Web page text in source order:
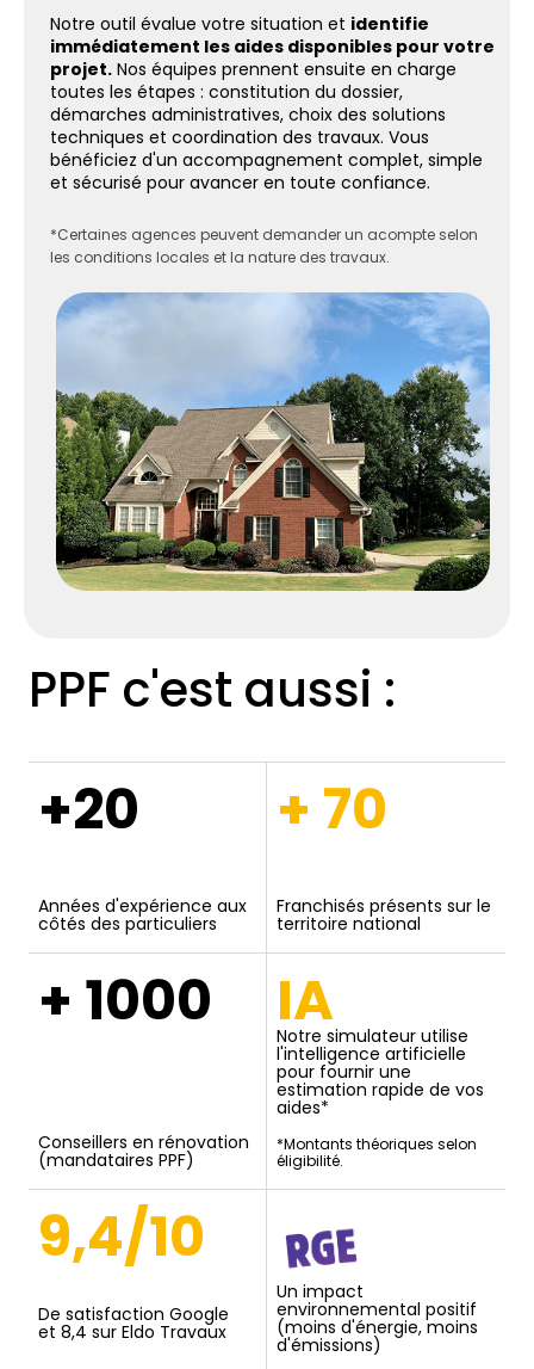
Notre outil évalue votre situation et identifie
immédiatement les aides disponibles pour votre
projet. Nos équipes prennent ensuite en charge
toutes les étapes : constitution du dossier,
démarches administratives, choix des solutions
techniques et coordination des travaux. Vous
bénéficiez d'un accompagnement complet, simple
et sécurisé pour avancer en toute confiance.
*Certaines agences peuvent demander un acompte selon
les conditions locales et la nature des travaux.
PPF c'est aussi :
+20
Années d'expérience aux
côtés des particuliers
+ 70
Franchisés présents sur le
territoire national
+ 1000
Conseillers en rénovation
(mandataires PPF)
IA
Notre simulateur utilise
l'intelligence artificielle
pour fournir une
estimation rapide de vos
aides*
*Montants théoriques selon
éligibilité.
9,4/10
De satisfaction Google
et 8,4 sur Eldo Travaux
Un impact
environnemental positif
(moins d'énergie, moins
d'émissions)